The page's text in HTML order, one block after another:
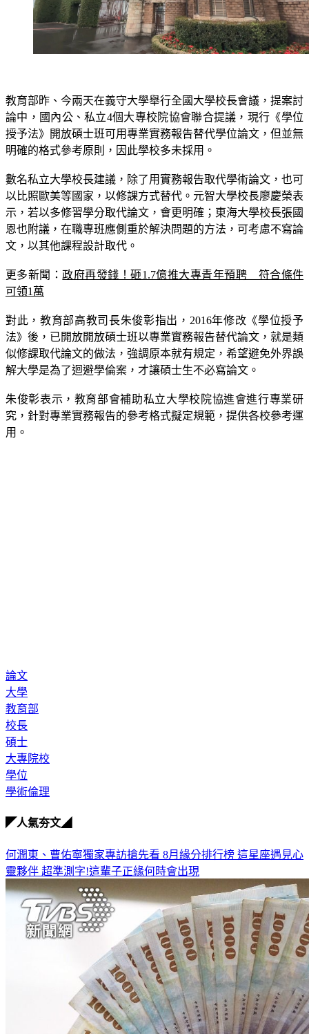
論中，國內公、私立4個大專校院協會聯合提議，現行《學位
授予法》開放碩士班可用專業實務報告替代學位論文，但並無
明確的格式參考原則，因此學校多未採用。
以比照歐美等國家，以修課方式替代。元智大學校長廖慶榮表
示，若以多修習學分取代論文，會更明確；東海大學校長張國
恩也附議，在職專班應側重於解決問題的方法，可考慮不寫論
文，以其他課程設計取代。
可領1萬
法》後，已開放開放碩士班以專業實務報告替代論文，就是類
似修課取代論文的做法，強調原本就有規定，希望避免外界誤
解大學是為了迴避學倫案，才讓碩士生不必寫論文。
究，針對專業實務報告的參考格式擬定規範，提供各校參考運
用。
大學
教育部
校長
碩士
大專院校
學位
學術倫理
靈夥伴 超準測字!這輩子正緣何時會出現